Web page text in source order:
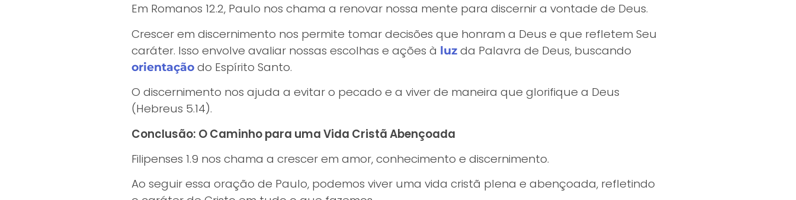
Em Romanos 12.2, Paulo nos chama a renovar nossa mente para discernir a vontade de Deus.
Crescer em discernimento nos permite tomar decisões que honram a Deus e que refletem Seu
caráter. Isso envolve avaliar nossas escolhas e ações à luz da Palavra de Deus, buscando
orientação do Espírito Santo.
O discernimento nos ajuda a evitar o pecado e a viver de maneira que glorifique a Deus
(Hebreus 5.14).
Conclusão: O Caminho para uma Vida Cristã Abençoada
Filipenses 1.9 nos chama a crescer em amor, conhecimento e discernimento.
Ao seguir essa oração de Paulo, podemos viver uma vida cristã plena e abençoada, refletindo